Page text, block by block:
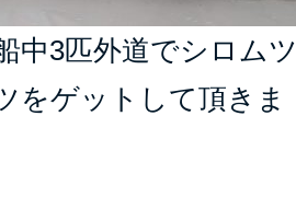
中3匹外道でシロムツ
をゲットして頂きま